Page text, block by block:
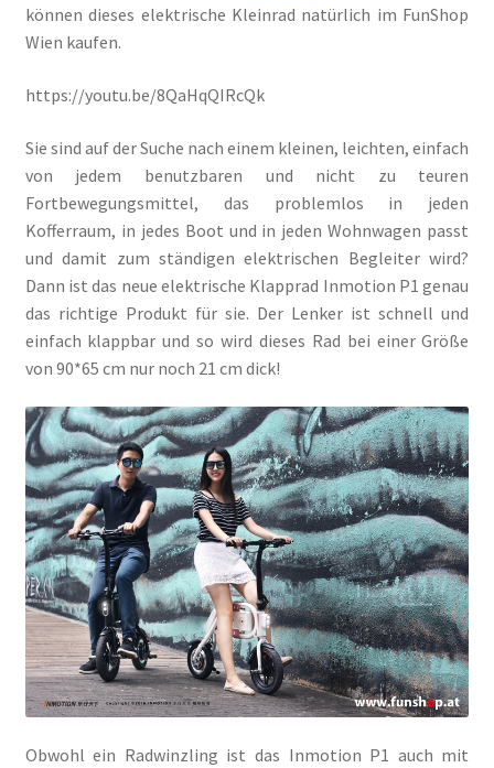
können dieses elektrische Kleinrad natürlich im FunShop
Wien kaufen.
https://youtu.be/8QaHqQIRcQk
Sie sind auf der Suche nach einem kleinen, leichten, einfach
von jedem benutzbaren und nicht zu teuren
Fortbewegungsmittel, das problemlos in jeden
Kofferraum, in jedes Boot und in jeden Wohnwagen passt
und damit zum ständigen elektrischen Begleiter wird?
Dann ist das neue elektrische Klapprad Inmotion P1 genau
das richtige Produkt für sie. Der Lenker ist schnell und
einfach klappbar und so wird dieses Rad bei einer Größe
von 90*65 cm nur noch 21 cm dick!
Obwohl ein Radwinzling ist das Inmotion P1 auch mit